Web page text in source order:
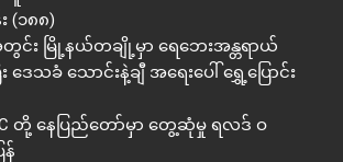
၁၈၈)
င်း မြို့နယ်တချို့မှာ ရေဘေးအန္တရာယ်
ဒေသခံ သောင်းနဲ့ချီ အရေးပေါ် ရွှေ့ပြောင်း
တို့ နေပြည်တော်မှာ တွေ့ဆုံမှု ရလဒ် ဝ